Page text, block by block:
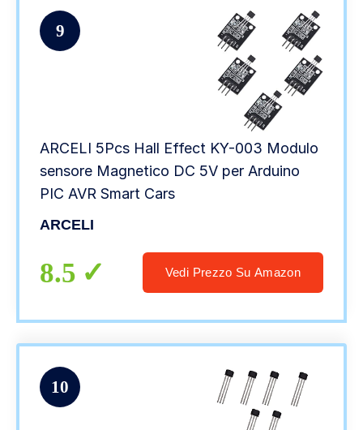
9
ARCELI 5Pcs Hall Effect KY-003 Modulo
sensore Magnetico DC 5V per Arduino
PIC AVR Smart Cars
ARCELI
8.5 Vedi Prezzo Su Amazon
10